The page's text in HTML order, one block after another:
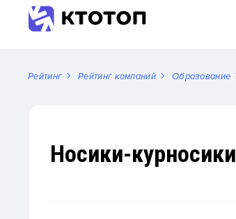
Рейтинг Рейтинг компаний Образование
Носики-курносики